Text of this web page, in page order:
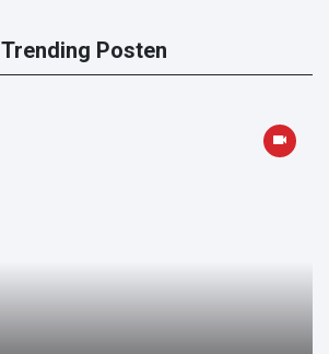
Trending Posten